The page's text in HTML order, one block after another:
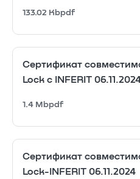
133.02 Kbpdf
Сертификат
Lock с INFERIT
1.4 Mbpdf
Сертификат
Lock-INFERIT 06.11.2024